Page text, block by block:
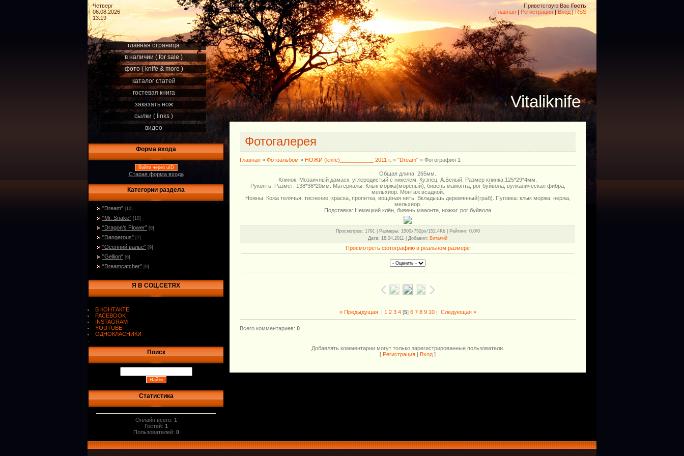
Четверг
06.08.2026
13:19
Приветствую Вас Гость
Главная | Регистрация | Вход|RSS
главная страница
в наличии ( for sale )
фото ( knife & more )
каталог статей
гостевая книга
заказать нож
сылки ( links )
видео
Форма входа
Войти через uID
Старая форма входа
Категории раздела
"Dream" [10]
“Mr. Snake” [10]
“Dragon’s Flower” [9]
"Dangerous" [7]
"Осенний вальс" [9]
"Gellion" [6]
“Dreamcatcher” [9]
Я В СОЦ.СЕТЯХ
В КОНТАКТЕ
FACEBOOK
INSTAGRAM
YOUTUBE
ОДНОКЛАСНИКИ
Поиск
Статистика
Онлайн всего: 1
Гостей: 1
Пользователей: 0
Vitaliknife
Фотогалерея
Главная » Фотоальбом » НОЖИ (knife)___________ 2011 г. » "Dream" » Фотография 1
Общая длина: 265мм.
Клинок: Мозаичный дамаск. углеродистый с никелем. Кузнец: А.Белый. Размер клинка:125*29*4мм.
Рукоять. Размет: 138*36*20мм. Материалы: Клык моржа(морёный), бивень мамонта, рог буйвола, вулканическая фибра,
мельхиор. Монтаж всадной.
Ножны: Кожа телячья, тиснение, краска, пропитка, вощёная нить. Вкладышь деревянный(граб). Пуговка: клык моржа, нержа,
мельхиор.
Подставка: Немецкий клён, бивень мааонта, ножки: рог буйвола
Просмотров: 1791 | Размеры: 1500x752px/152.4Kb | Рейтинг: 0.0/0
Дата: 18.04.2011 | Добавил: Виталий
Просмотреть фотографию в реальном размере
« Предыдущая| 1 2 3 4[5] 6 7 8 9 10| Следующая »
Всего комментариев: 0
Добавлять комментарии могут только зарегистрированные пользователи.
[ Регистрация Вход ]